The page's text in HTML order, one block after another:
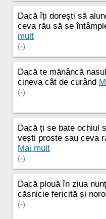
Dacă îți dorești să
ceva rău să se
mult
(-)
Dacă te mănâncă
cineva cât de curând
(-)
Dacă ți se bate ochiul
vești proste sau ceva
Mai mult
(-)
Dacă plouă în ziua
căsnicie fericită și
(-)